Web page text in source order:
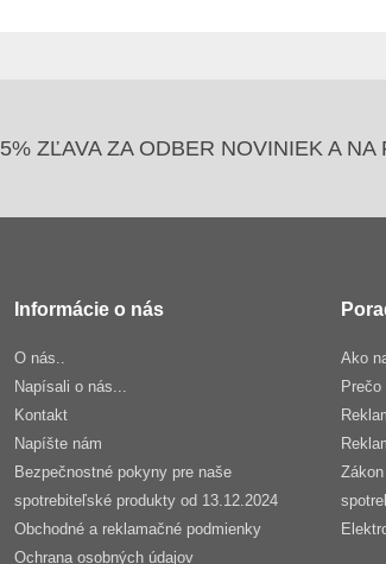
5% ZĽAVA ZA ODBER NOVINIEK A NA
Informácie o nás
O nás..
Napísali o nás...
Kontakt
Napíšte nám
Bezpečnostné pokyny pre naše
spotrebiteľské produkty od 13.12.2024
Obchodné a reklamačné podmienky
Ochrana osobných údajov
Ako